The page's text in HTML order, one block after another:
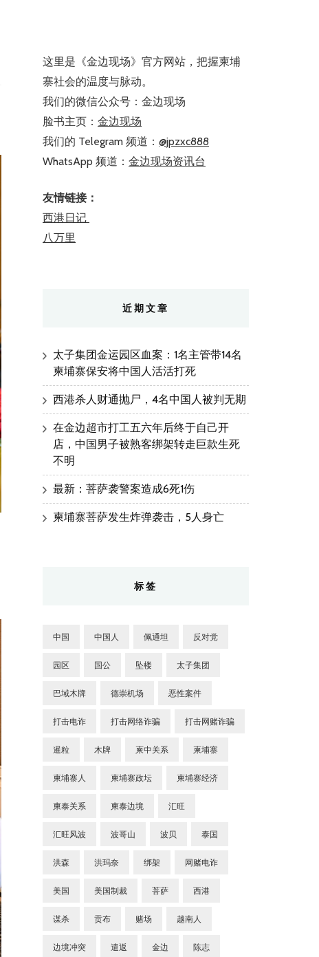
这里是《金边现场》官方网站，把握柬埔
寨社会的温度与脉动。
我们的微信公众号：金边现场
脸书主页： 金边现场
我们的 Telegram 频道： @jpzxc888
WhatsApp 频道： 金边现场资讯台
友情链接：
西港日记
八万里
近期文章
太子集团金运园区血案：1名主管带14名
柬埔寨保安将中国人活活打死
西港杀人财通抛尸，4名中国人被判无期
在金边超市打工五六年后终于自己开
店，中国男子被熟客绑架转走巨款生死
不明
最新：菩萨袭警案造成6死1伤
柬埔寨菩萨发生炸弹袭击，5人身亡
标签
中国 中国人 佩通坦 反对党
园区 国公 坠楼 太子集团
巴域木牌 德崇机场 恶性案件
打击电诈 打击网络诈骗 打击网赌诈骗
暹粒 木牌 柬中关系 柬埔寨
柬埔寨人 柬埔寨政坛 柬埔寨经济
柬泰关系 柬泰边境 汇旺
汇旺风波 波哥山 波贝 泰国
洪森 洪玛奈 绑架 网赌电诈
美国 美国制裁 菩萨 西港
谋杀 贡布 赌场 越南人
边境冲突 遣返 金边 陈志